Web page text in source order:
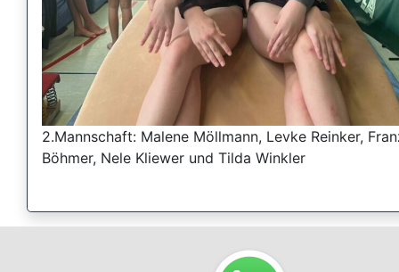
2.Mannschaft: Malene Möllmann, Levke Reinker,
Böhmer, Nele Kliewer und Tilda Winkler